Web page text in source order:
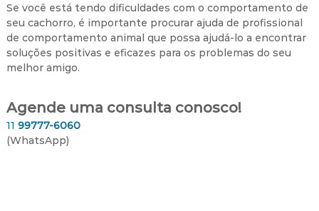
Se você está tendo dificuldades com o comportamento de
seu cachorro, é importante procurar ajuda de profissional
de comportamento animal que possa ajudá-lo a encontrar
soluções positivas e eficazes para os problemas do seu
melhor amigo.
Agende uma consulta conosco!
11 99777-6060
(WhatsApp)